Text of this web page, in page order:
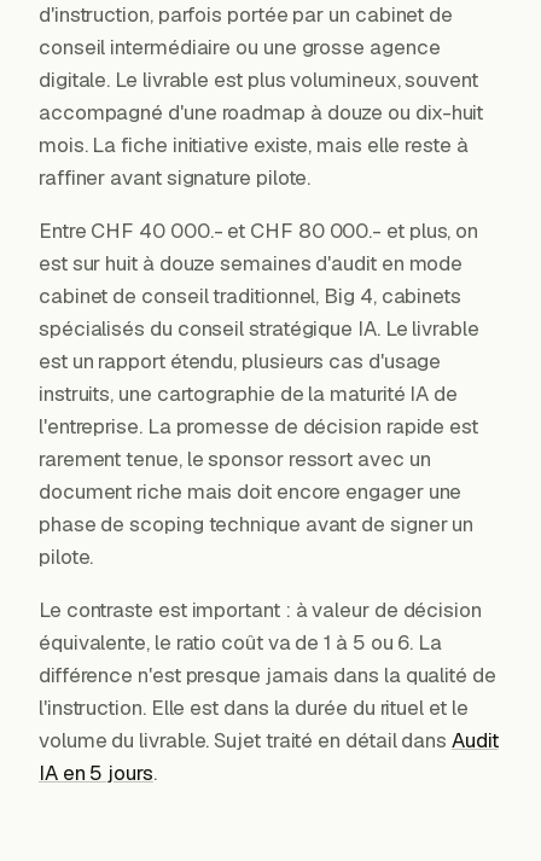
d'instruction, parfois portée par un cabinet de
conseil intermédiaire ou une grosse agence
digitale. Le livrable est plus volumineux, souvent
accompagné d'une roadmap à douze ou dix-huit
mois. La fiche initiative existe, mais elle reste à
raffiner avant signature pilote.
Entre CHF 40 000.- et CHF 80 000.- et plus, on
est sur huit à douze semaines d'audit en mode
cabinet de conseil traditionnel, Big 4, cabinets
spécialisés du conseil stratégique IA. Le livrable
est un rapport étendu, plusieurs cas d'usage
instruits, une cartographie de la maturité IA de
l'entreprise. La promesse de décision rapide est
rarement tenue, le sponsor ressort avec un
document riche mais doit encore engager une
phase de scoping technique avant de signer un
pilote.
Le contraste est important : à valeur de décision
équivalente, le ratio coût va de 1 à 5 ou 6. La
différence n'est presque jamais dans la qualité de
l'instruction. Elle est dans la durée du rituel et le
volume du livrable. Sujet traité en détail dans Audit
IA en 5 jours.